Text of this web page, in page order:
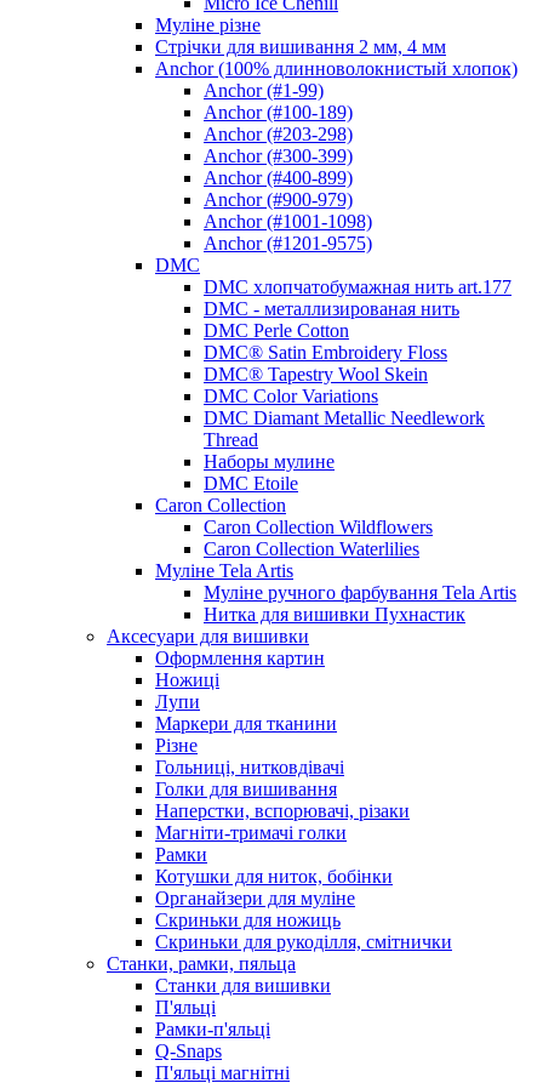
Муліне різне
Стрічки для вишивання 2 мм, 4 мм
Anchor (100% длинноволокнистый хлопок)
Anchor (#1-99)
Anchor (#100-189)
Anchor (#203-298)
Anchor (#300-399)
Anchor (#400-899)
Anchor (#900-979)
Anchor (#1001-1098)
Anchor (#1201-9575)
DMC
DMC хлопчатобумажная нить art.177
DMC - металлизированая нить
DMC Perle Cotton
DMC® Satin Embroidery Floss
DMC® Tapestry Wool Skein
DMC Color Variations
DMC Diamant Metallic Needlework
Thread
Наборы мулине
DMC Etoile
Caron Collection
Caron Collection Wildflowers
Caron Collection Waterlilies
Муліне Tela Artis
Муліне ручного фарбування Tela Artis
Нитка для вишивки Пухнастик
Аксесуари для вишивки
Оформлення картин
Ножиці
Лупи
Маркери для тканини
Різне
Гольниці, нитковдівачі
Голки для вишивання
Наперстки, вспорювачі, різаки
Магніти-тримачі голки
Рамки
Котушки для ниток, бобінки
Органайзери для муліне
Скриньки для ножиць
Скриньки для рукоділля, смітнички
Станки, рамки, пяльца
Станки для вишивки
П'яльці
Рамки-п'яльці
Q-Snaps
П'яльці магнітні